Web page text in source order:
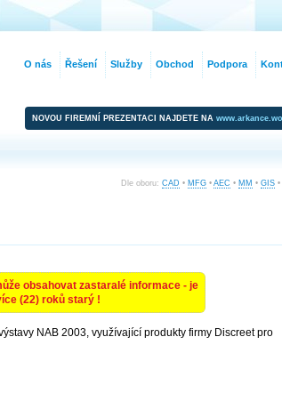
NOVOU FIREMNÍ PREZENTACI NAJDETE NA
Dle oboru: CAD • MFG • AEC • MM • GIS •
obsahovat zastaralé informace - je
(22) roků starý !
NAB 2003, využívající produkty firmy Discreet pro
O nás Řešení Služby Obchod Podpora